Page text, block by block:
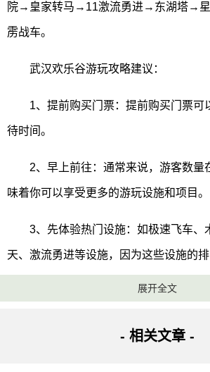
院→皇家转马→11激流勇进→东湖塔→
雳战车。
武汉欢乐谷游玩攻略建议：
1、提前购买门票：提前购买门票可
待时间。
2、早上前往：通常来说，游客数量
味着你可以享受更多的游玩设施和项目。
3、先体验热门设施：如极速飞车、
天、激流勇进等设施，因为这些设施的
力集中，确保自己和他人的安全。
展开全文
- 相关文章 -